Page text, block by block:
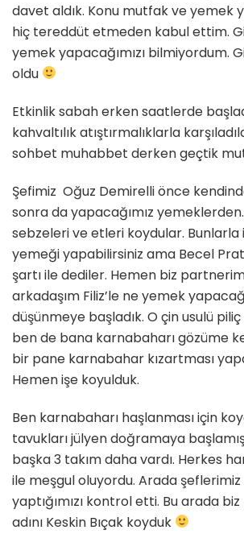
davet aldık. Konu mutfak ve yemek
hiç tereddüt etmeden kabul ettim.
yemek yapacağımızı bilmiyordum.
oldu
Etkinlik sabah erken saatlerde
kahvaltılık atıştırmalıklarla
sohbet muhabbet derken geçtik
Şefimiz Oğuz Demirelli önce
sonra da yapacağımız
sebzeleri ve etleri koydular. Bunlarla
yemeği yapabilirsiniz ama Becel
şartı ile dediler. Hemen biz
arkadaşım Filiz’le ne yemek
düşünmeye başladık. O çin usulü
ben de bana karnabaharı gözüme
bir pane karnabahar kızartması
Hemen işe koyulduk.
Ben karnabaharı haşlanması için
tavukları jülyen doğramaya
başka 3 takım daha vardı. Herkes
ile meşgul oluyordu. Arada
yaptığımızı kontrol etti. Bu arada biz
adını Keskin Bıçak koyduk